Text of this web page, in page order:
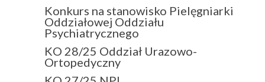
Konkurs na stanowisko Pielęgniarki
Oddziałowej Oddziału
Psychiatrycznego
KO 28/25 Oddział Urazowo-
Ortopedyczny